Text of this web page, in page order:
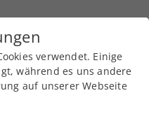
verwendet. Einige
während es uns andere
auf unserer Webseite